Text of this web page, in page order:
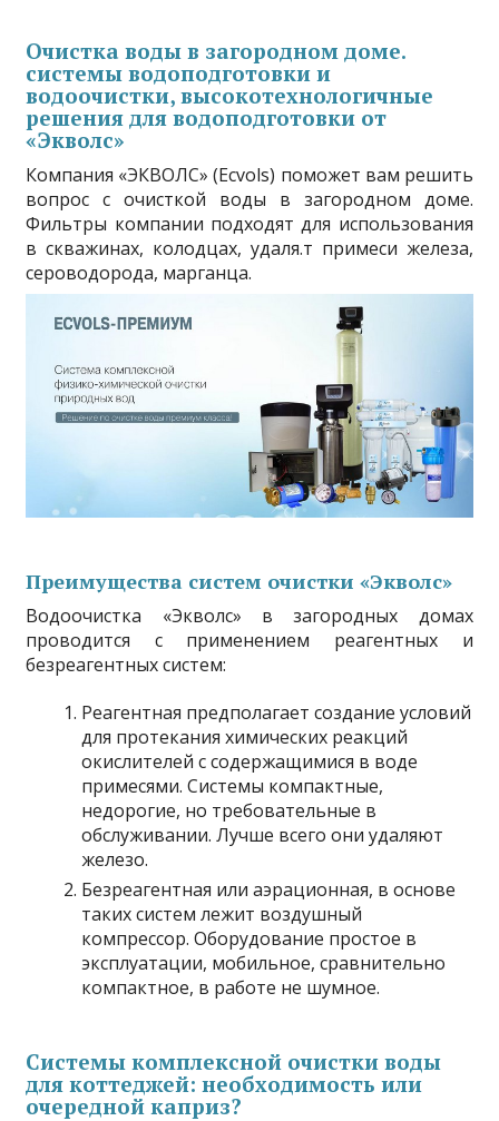
Очистка воды в загородном доме.
системы водоподготовки и
водоочистки, высокотехнологичные
решения для водоподготовки от
«Экволс»
Компания «ЭКВОЛС» (Ecvols) поможет вам решить
вопрос с очисткой воды в загородном доме.
Фильтры компании подходят для использования
в скважинах, колодцах, удаля.т примеси железа,
сероводорода, марганца.
Преимущества систем очистки «Экволс»
Водоочистка «Экволс» в загородных домах
проводится с применением реагентных и
безреагентных систем:
Реагентная предполагает создание условий
для протекания химических реакций
окислителей с содержащимися в воде
примесями. Системы компактные,
недорогие, но требовательные в
обслуживании. Лучше всего они удаляют
железо.
Безреагентная или аэрационная, в основе
таких систем лежит воздушный
компрессор. Оборудование простое в
эксплуатации, мобильное, сравнительно
компактное, в работе не шумное.
Системы комплексной очистки воды
для коттеджей: необходимость или
очередной каприз?